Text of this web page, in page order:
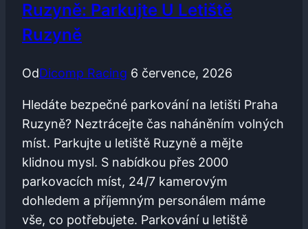
Ruzyně: Parkujte U Letiště
Ruzyně
OdDicomp Racing 6 července, 2026
Hledáte bezpečné parkování na letišti Praha
Ruzyně? Neztrácejte čas naháněním volných
míst. Parkujte u letiště Ruzyně a mějte
klidnou mysl. S nabídkou přes 2000
parkovacích míst, 24/7 kamerovým
dohledem a příjemným personálem máme
vše, co potřebujete. Parkování u letiště